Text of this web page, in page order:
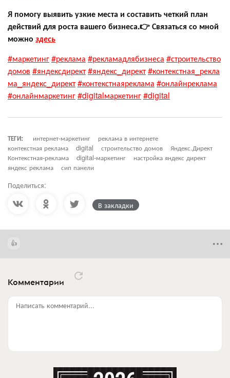
Я помогу выявить узкие места и составить четкий план
действий для роста вашего бизнеса.👉 Связаться со мной
можно здесь
#маркетинг#реклама #рекламадлябизнеса #строительство
домов #яндексдирект#яндекс_директ#контекстная_рекла
ма_яндекс_директ#контекстнаяреклама #онлайнреклама
#онлайнмаркетинг#digitalмаркетинг#digital
ТЕГИ: интернет-маркетинг
реклама в интернете
контекстная реклама
digital строительство домов
Яндекс.Директ
Контекстная-реклама
digital-маркетинг
настройка яндекс директ
яндекс реклама
сип панели
Поделиться:
В закладки
Комментарии
Написать комментарий...